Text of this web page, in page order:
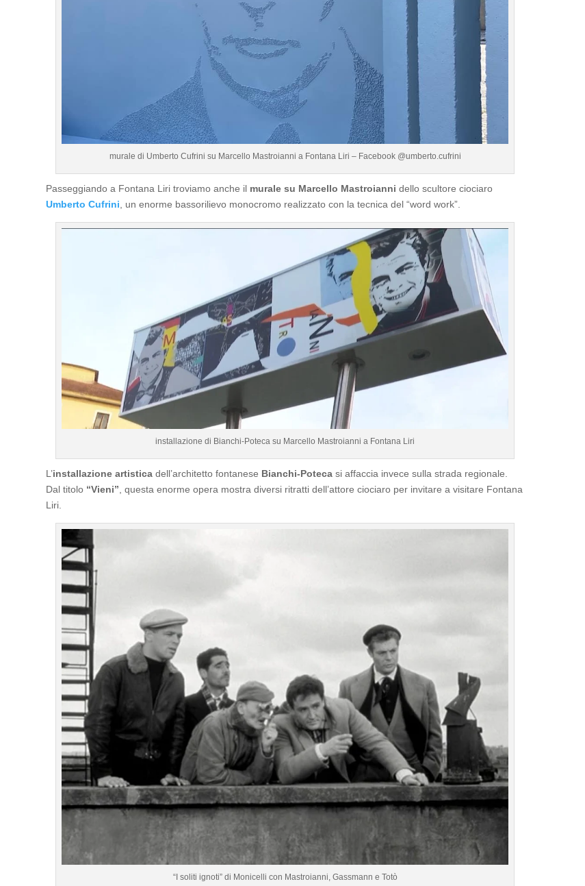
murale di Umberto Cufrini su Marcello Mastroianni a Fontana Liri – Facebook @umberto.cufrini
Passeggiando a Fontana Liri troviamo anche il murale su Marcello Mastroianni dello scultore ciociaro
Umberto Cufrini , un enorme bassorilievo monocromo realizzato con la tecnica del “word work”.
installazione di Bianchi-Poteca su Marcello Mastroianni a Fontana Liri
L’installazione artistica dell’architetto fontanese Bianchi-Poteca si affaccia invece sulla strada regionale.
Dal titolo “Vieni” , questa enorme opera mostra diversi ritratti dell’attore ciociaro per invitare a visitare Fontana
Liri.
“I soliti ignoti” di Monicelli con Mastroianni, Gassmann e Totò